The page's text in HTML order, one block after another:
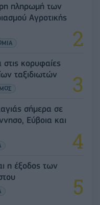
πληρωμή των
Αγροτικής
κορυφαίες
ταξιδιωτών
σήμερα σε
Εύβοια και
η έξοδος των